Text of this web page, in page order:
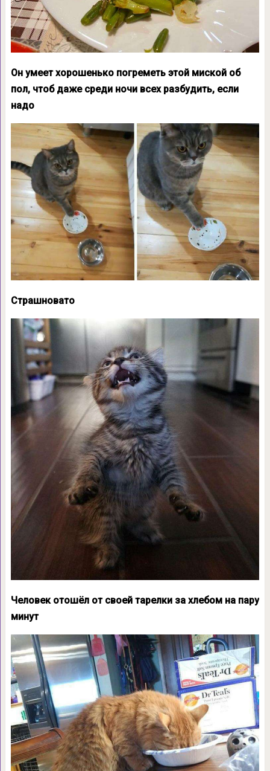
Он умеет хорошенько погреметь этой миской об
пол, чтоб даже среди ночи всех разбудить, если
надо
Страшновато
Человек отошёл от своей тарелки за хлебом на пару
минут